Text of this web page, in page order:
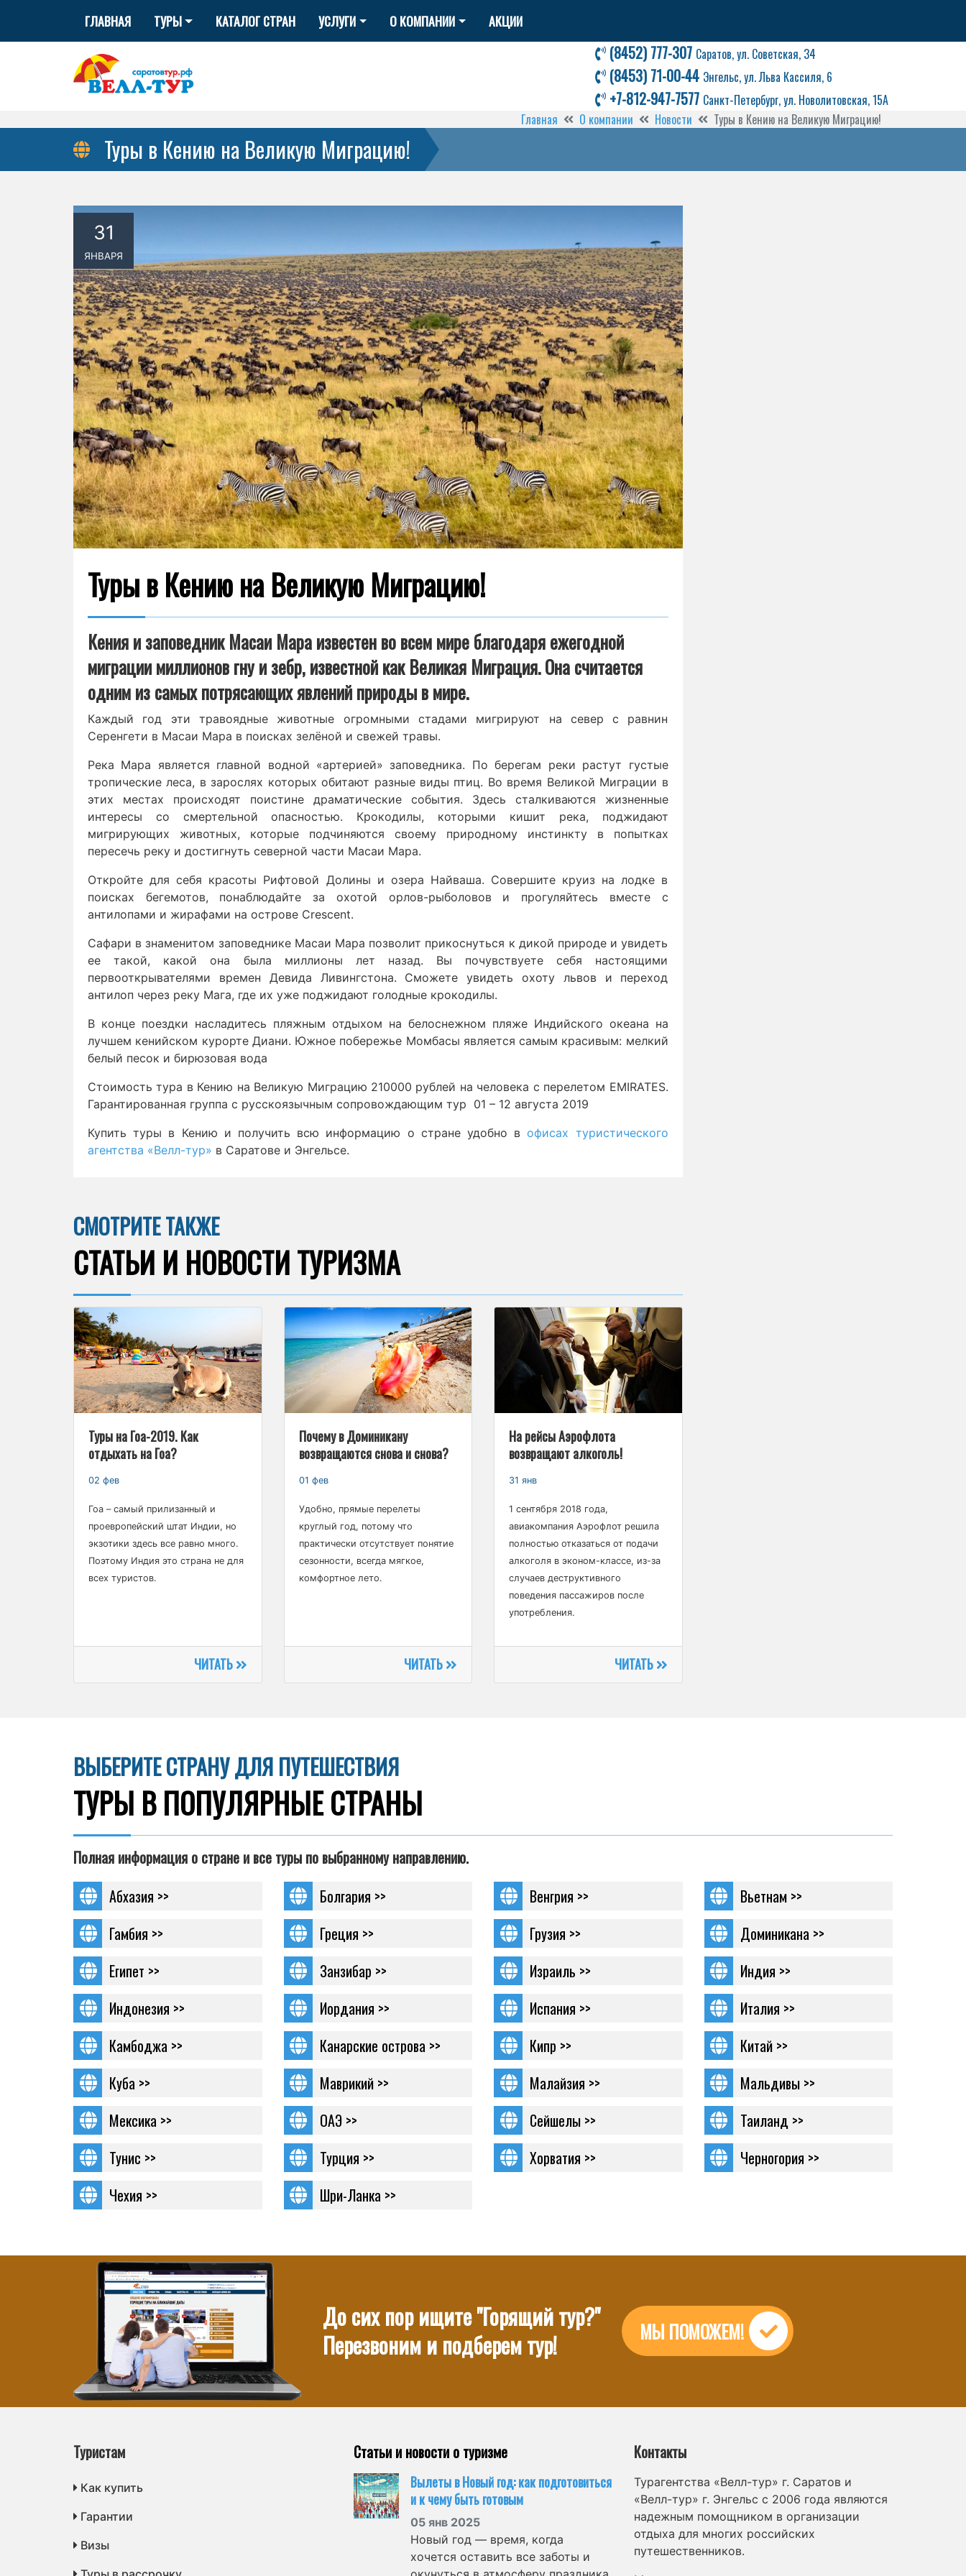
ГЛАВНАЯ ТУРЫ КАТАЛОГ СТРАН УСЛУГИ О КОМПАНИИ АКЦИИ
(8452) 777-307 Саратов, ул. Советская, 34
(8453) 71-00-44 Энгельс, ул. Льва Кассиля, 6
+7-812-947-7577 Санкт-Петербург, ул. Новолитовская, 15А
Главная
О компании Новости Туры в Кению на Великую Миграцию!
Туры в Кению на Великую Миграцию!
Туры в Кению на Великую Миграцию!
Кения и заповедник Масаи Мара известен во всем мире благодаря ежегодной
миграции миллионов гну и зебр, известной как Великая Миграция. Она считается
одним из самых потрясающих явлений природы в мире.
Каждый год эти травоядные животные огромными стадами мигрируют на север с равнин
Серенгети в Масаи Мара в поисках зелёной и свежей травы.
Река Мара является главной водной «артерией» заповедника. По берегам реки растут густые
тропические леса, в зарослях которых обитают разные виды птиц. Во время Великой Миграции в
этих местах происходят поистине драматические события. Здесь сталкиваются жизненные
интересы со смертельной опасностью. Крокодилы, которыми кишит река, поджидают
мигрирующих животных, которые подчиняются своему природному инстинкту в попытках
пересечь реку и достигнуть северной части Масаи Мара.
Откройте для себя красоты Рифтовой Долины и озера Найваша. Совершите круиз на лодке в
поисках бегемотов, понаблюдайте за охотой орлов-рыболовов и прогуляйтесь вместе с
антилопами и жирафами на острове Crescent.
Сафари в знаменитом заповеднике Масаи Мара позволит прикоснуться к дикой природе и увидеть
ее такой, какой она была миллионы лет назад. Вы почувствуете себя настоящими
первооткрывателями времен Девида Ливингстона. Сможете увидеть охоту львов и переход
антилоп через реку Мага, где их уже поджидают голодные крокодилы.
В конце поездки насладитесь пляжным отдыхом на белоснежном пляже Индийского океана на
лучшем кенийском курорте Диани. Южное побережье Момбасы является самым красивым: мелкий
белый песок и бирюзовая вода
Стоимость тура в Кению на Великую Миграцию 210000 рублей на человека с перелетом EMIRATES.
Гарантированная группа с русскоязычным сопровождающим тур 01 – 12 августа 2019
Купить туры в Кению и получить всю информацию о стране удобно вофисах туристического
агентства «Велл-тур» в Саратове и Энгельсе.
31
ЯНВАРЯ
СМОТРИТЕ ТАКЖЕ
СТАТЬИ И НОВОСТИ ТУРИЗМА
Туры на Гоа-2019. Как
отдыхать на Гоа?
02 фев
Гоа – самый прилизанный и
проевропейский штат Индии, но
экзотики здесь все равно много.
Поэтому Индия это страна не для
всех туристов.
ЧИТАТЬ
Почему в Доминикану
возвращаются снова и снова?
01 фев
Удобно, прямые перелеты
круглый год, потому что
практически отсутствует понятие
сезонности, всегда мягкое,
комфортное лето.
ЧИТАТЬ
На рейсы Аэрофлота
возвращают алкоголь!
31 янв
1 сентября 2018 года,
авиакомпания Аэрофлот решила
полностью отказаться от подачи
алкоголя в эконом-классе, из-за
случаев деструктивного
поведения пассажиров после
употребления.
ЧИТАТЬ
ВЫБЕРИТЕ СТРАНУ ДЛЯ ПУТЕШЕСТВИЯ
ТУРЫ В ПОПУЛЯРНЫЕ СТРАНЫ
Полная информация о стране и все туры по выбранному направлению.
Абхазия >>
Болгария >> Венгрия >>
Вьетнам >>
Гамбия >>
Греция >> Грузия >>
Доминикана >>
Египет >>
Занзибар >> Израиль >>
Индия >>
Индонезия >>
Иордания >> Испания >>
Италия >>
Камбоджа >>
Канарские острова >> Кипр >>
Китай >>
Куба >>
Маврикий >> Малайзия >>
Мальдивы >>
Мексика >>
ОАЭ >> Сейшелы >>
Таиланд >>
Тунис >>
Турция >> Хорватия >>
Черногория >>
Чехия >>
Шри-Ланка >>
До сих пор ищите "Горящий тур?"
Перезвоним и подберем тур!
МЫ ПОМОЖЕМ!
Туристам
Как купить
Гарантии
Визы
Статьи и новости о туризме
Вылеты в Новый год: как подготовиться
и к чему быть готовым
05 янв 2025
Новый год — время, когда
хочется оставить все заботы и
Контакты
Турагентства «Велл-тур» г. Саратов и
«Велл-тур» г. Энгельс с 2006 года являются
надежным помощником в организации
отдыха для многих российских
путешественников.